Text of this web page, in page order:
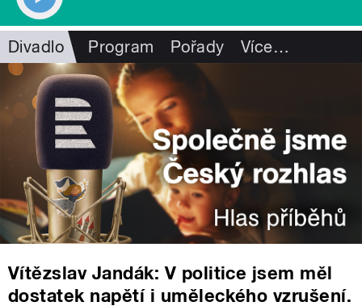
Divadlo Program Pořady Více…
Vítězslav Jandák: V politice jsem měl
dostatek napětí i uměleckého vzrušení.